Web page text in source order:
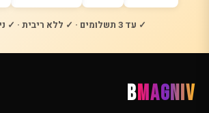
✓ עד 3 תשלומים · ✓ ללא ריבית · ✓ ניתן לפצל
BMAGNIV